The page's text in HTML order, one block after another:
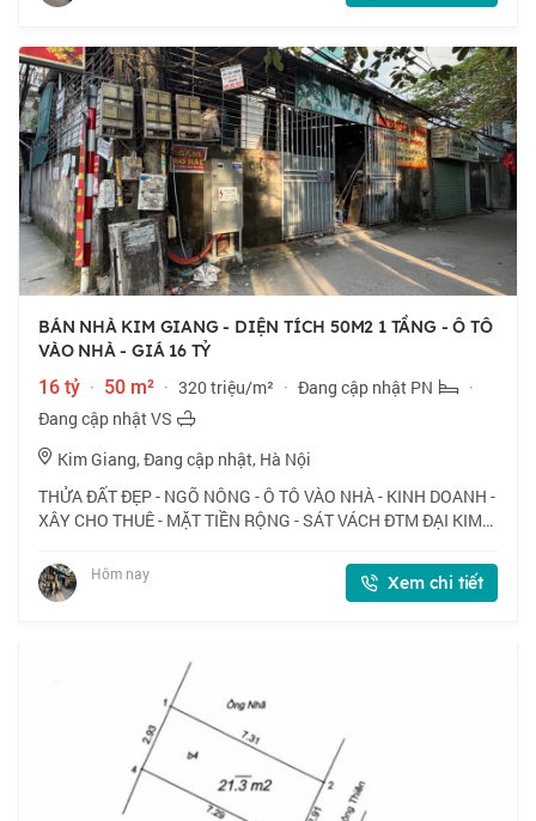
BÁN NHÀ KIM GIANG - DIỆN TÍCH 50M2 1 TẦNG - Ô TÔ
VÀO NHÀ - GIÁ 16 TỶ
16 tỷ · 50 m² · 320 triệu/m² · Đang cập nhật PN
·
Đang cập nhật VS
Kim Giang, Đang cập nhật, Hà Nội
THỬA ĐẤT ĐẸP - NGÕ NÔNG - Ô TÔ VÀO NHÀ - KINH DOANH -
XÂY CHO THUÊ - MẶT TIỀN RỘNG - SÁT VÁCH ĐTM ĐẠI KIM
vào nhà. 🏠 50m2 x 1 tầng, mặt tiền
Hôm nay Xem chi tiết